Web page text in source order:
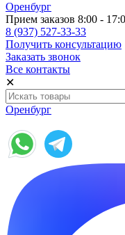
Оренбург
Прием заказов 8:00 -
8 (937) 527-33-33
Получить консультацию
Заказать звонок
Все контакты
✕
Оренбург